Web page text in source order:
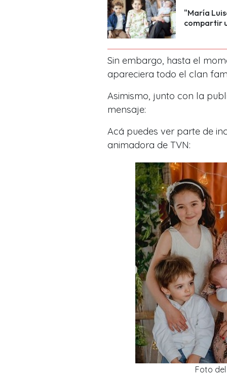
"María
compartir
Sin embargo, hasta el
apareciera todo el clan
Asimismo, junto con la
mensaje:
Acá puedes ver parte de
animadora de TVN:
Foto